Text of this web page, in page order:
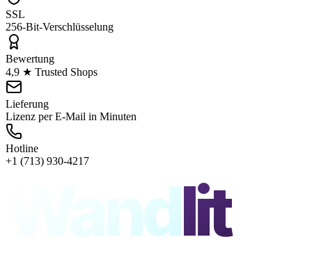
SSL
256-Bit-Verschlüsselung
Bewertung
4,9 ★ Trusted Shops
Lieferung
Lizenz per E-Mail in Minuten
Hotline
+1 (713) 930-4217
Wandlit